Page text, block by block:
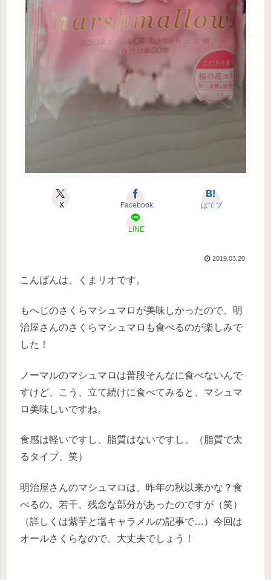
X Facebook はてブ
LINE
2019.03.20
こんばんは、くまリオです。
もへじのさくらマシュマロが美味しかったので、明
治屋さんのさくらマシュマロも食べるのが楽しみで
した！
ノーマルのマシュマロは普段そんなに食べないんで
すけど、こう、立て続けに食べてみると、マシュマ
ロ美味しいですね。
食感は軽いですし、脂質はないですし。（脂質で太
るタイプ、笑）
明治屋さんのマシュマロは、昨年の秋以来かな？食
べるの。若干、残念な部分があったのですが（笑）
（詳しくは紫芋と塩キャラメルの記事で…）今回は
オールさくらなので、大丈夫でしょう！